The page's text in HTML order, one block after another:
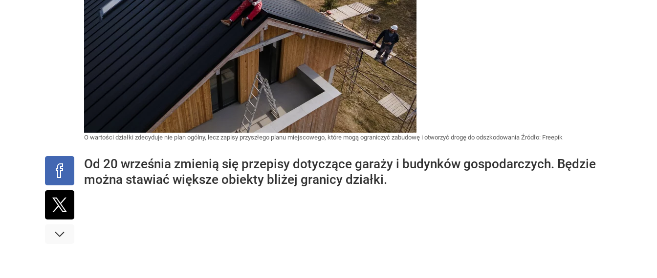
O wartości działki zdecyduje nie plan ogólny, lecz zapisy przyszłego planu miejscowego, które mogą ograniczyć zabudowę i otworzyć drogę do odszkodowania Źródło: Freepik
Od 20 września zmienią się przepisy dotyczące garaży i budynków gospodarczych. Będzie
można stawiać większe obiekty bliżej granicy działki.